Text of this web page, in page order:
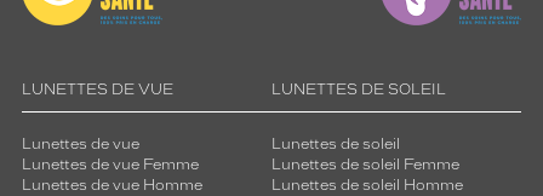
Unifocaux
montage
Cerclé
Taille
LUNETTES DE VUE
Lunettes de vue
Lunettes de vue Femme
Lunettes de vue Homme
LUNETTES DE SOLEIL
Lunettes de soleil
Lunettes de soleil Femme
Lunettes de soleil Homme